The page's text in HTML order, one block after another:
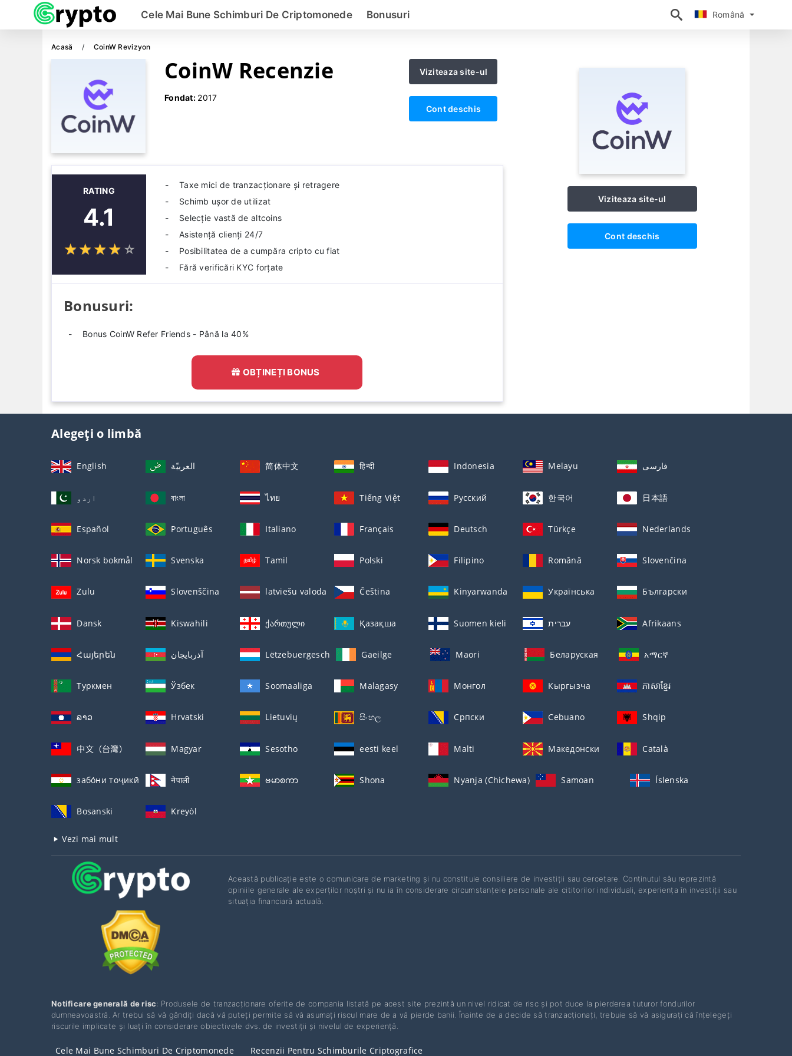
Română
Cele Mai Bune Schimburi De Criptomonede Bonusuri Română
Acasă CoinW Revizyon
CoinW Recenzie
Fondat: 2017
Viziteaza site-ul
Cont deschis
RATING
4.1
☆☆☆☆ ☆
★★★★ ★
Taxe mici de tranzacționare și retragere
Schimb ușor de utilizat
Selecție vastă de altcoins
Asistență clienți 24/7
Posibilitatea de a cumpăra cripto cu fiat
Fără verificări KYC forțate
Bonusuri:
Bonus CoinW Refer Friends - Până la 40%
OBȚINEȚI BONUS
Viziteaza site-ul
Cont deschis
Alegeți o limbă
English العربيّة 简体中文 हिन्दी Indonesia Melayu فارسی
اردو বাংলা ไทย Tiếng Việt Русский 한국어 日本語
Español Português Italiano Français Deutsch Türkçe Nederlands
Norsk bokmål Svenska Tamil Polski Filipino Română Slovenčina
Zulu Slovenščina latviešu valoda Čeština Kinyarwanda Українська Български
Dansk Kiswahili ქართული Қазақша Suomen kieli עברית Afrikaans
Հայերեն آذربايجان Lëtzebuergesch Gaeilge Maori Беларуская አማርኛ
Туркмен Ўзбек Soomaaliga Malagasy Монгол Кыргызча ភាសាខ្មែរ
ລາວ Hrvatski Lietuvių සිංහල Српски Cebuano Shqip
中文（台灣） Magyar Sesotho eesti keel Malti Македонски Català
забо́ни тоҷикӣ́ नेपाली ဗမာစကာ Shona Nyanja (Chichewa) Samoan Íslenska
Bosanski Kreyòl
Vezi mai mult
Această publicație este o comunicare de marketing și nu constituie consiliere de investiții sau cercetare. Conținutul său reprezintă
opiniile generale ale experților noștri și nu ia în considerare circumstanțele personale ale cititorilor individuali, experiența în investiții sau
situația financiară actuală.
Notificare generală de risc: Produsele de tranzacționare oferite de compania listată pe acest site prezintă un nivel ridicat de risc și pot duce la pierderea tuturor fondurilor
dumneavoastră. Ar trebui să vă gândiți dacă vă puteți permite să vă asumați riscul mare de a vă pierde banii. Înainte de a decide să tranzacționați, trebuie să vă asigurați că înțelegeți
riscurile implicate și luați în considerare obiectivele dvs. de investiții și nivelul de experiență.
Cele Mai Bune Schimburi De Criptomonede Recenzii Pentru Schimburile Criptografice